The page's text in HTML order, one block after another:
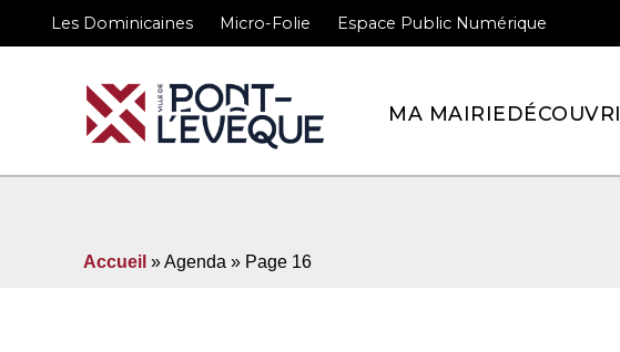
Les Dominicaines Micro-Folie Espace Public Numérique
MA MAIRIE
Accueil » Agenda » Page 16